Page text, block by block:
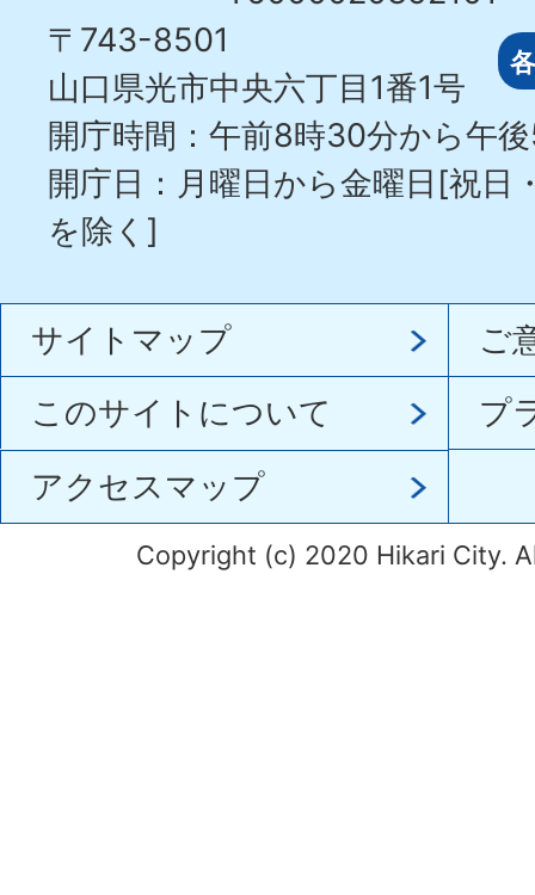
〒743-8501
山口県光市中央六丁目1番1号
開庁時間：午前8時30分から午
開庁日：月曜日から金曜日[祝日
を除く]
サイトマップ
ご
このサイトについて
プ
アクセスマップ
Copyright (c) 2020 Hikari City.